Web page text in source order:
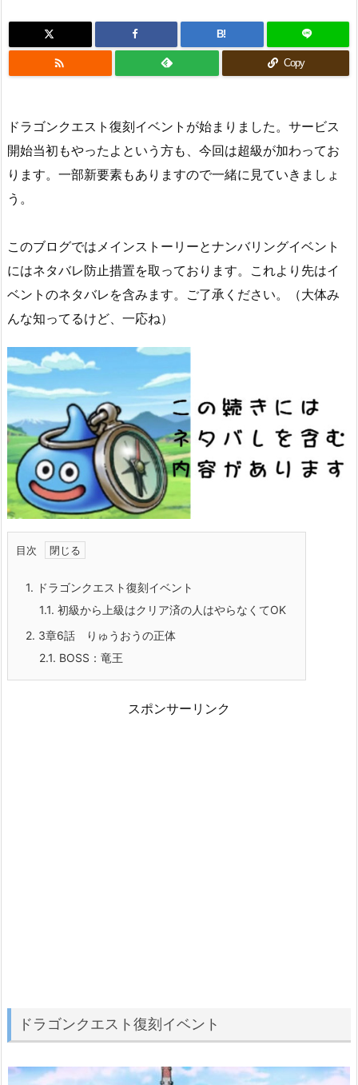
B!
 Copy
ドラゴンクエスト復刻イベントが始まりました。サービス
開始当初もやったよという方も、今回は超級が加わってお
ります。一部新要素もありますので一緒に見ていきましょ
う。
このブログではメインストーリーとナンバリングイベント
にはネタバレ防止措置を取っております。これより先はイ
ベントのネタバレを含みます。ご了承ください。（大体み
んな知ってるけど、一応ね）
目次
1. ドラゴンクエスト復刻イベント
1.1. 初級から上級はクリア済の人はやらなくてOK
2. 3章6話 りゅうおうの正体
2.1. BOSS：竜王
スポンサーリンク
ドラゴンクエスト復刻イベント